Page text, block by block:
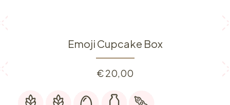
Emoji Cupcake Box
€20,00